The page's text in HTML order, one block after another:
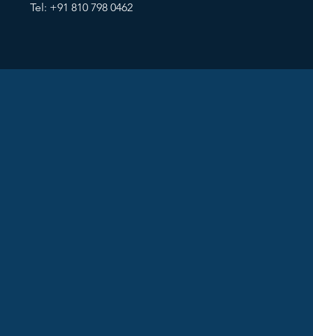
Tel: +91 810 798 0462